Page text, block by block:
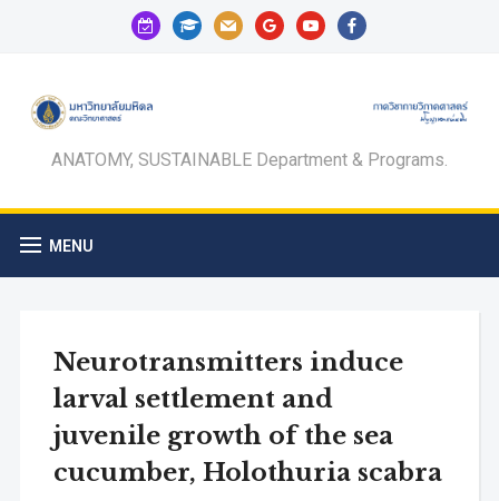
calendar-
check-
graduation-
cap
mail googleyoutubefacebook
ANATOMY, SUSTAINABLE Department & Programs.
MENU
Neurotransmitters induce
larval settlement and
juvenile growth of the sea
cucumber, Holothuria scabra